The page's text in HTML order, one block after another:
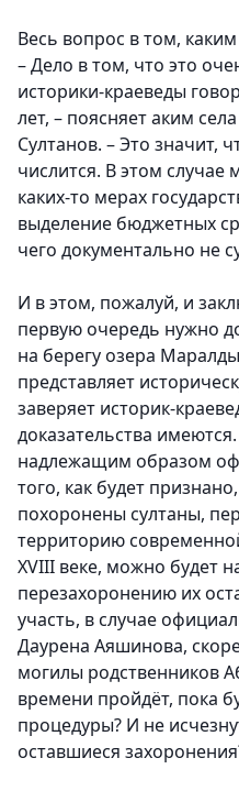
Весь вопрос в том,
– Дело в том, что это
историки-краеведы
лет, – поясняет аким
Султанов. – Это значит,
числится. В этом
каких-то мерах
выделение бюджетных
чего документально не
И в этом, пожалуй, и
первую очередь нужно
на берегу озера
представляет
заверяет историк-
доказательства
надлежащим образом
того, как будет
похоронены султаны,
территорию
XVIII веке, можно будет
перезахоронению их
участь, в случае
Даурена Аяшинова,
могилы родственников
времени пройдёт, пока
процедуры? И не
оставшиеся